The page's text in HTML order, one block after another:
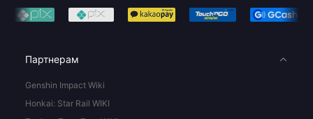
Партнерам
Genshin Impact Wiki
Honkai: Star Rail WIKI